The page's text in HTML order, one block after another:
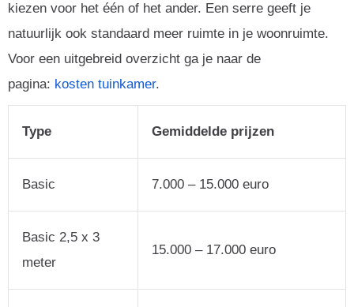
kiezen voor het één of het ander. Een serre geeft je
natuurlijk ook standaard meer ruimte in je woonruimte.
Voor een uitgebreid overzicht ga je naar de
pagina: kosten tuinkamer.
Type Gemiddelde prijzen
Basic 7.000 – 15.000 euro
Basic 2,5 x 3
meter
15.000 – 17.000 euro